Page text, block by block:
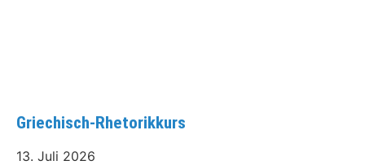
Griechisch-Rhetorikkurs
13. Juli 2026